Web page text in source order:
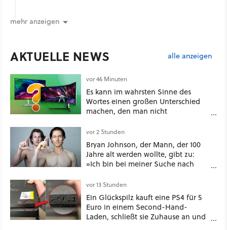
mehr anzeigen
AKTUELLE NEWS alle anzeigen
vor 46 Minuten
Es kann im wahrsten Sinne des
Wortes einen großen Unterschied
machen, den man nicht
Seitenverhältnis seid ihr unterwegs?
vor 2 Stunden
Bryan Johnson, der Mann, der 100
Jahre alt werden wollte, gibt zu:
»Ich bin bei meiner Suche nach
vor 13 Stunden
Ein Glückspilz kauft eine PS4 für 5
Euro in einem Second-Hand-
Laden, schließt sie Zuhause an und